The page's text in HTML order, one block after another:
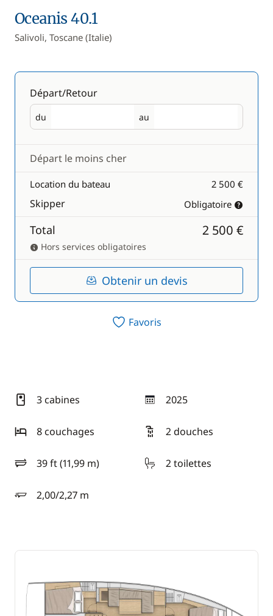
Oceanis 40.1
Salivoli, Toscane (Italie)
Départ/Retour
du
Départ au
Retour
Départ le moins cher
Location du bateau 2 500 €
Skipper Obligatoire
Total 2 500 €
Hors services obligatoires
Obtenir un devis
Favoris
3 cabines 2025
année
8 couchages
2 douches
39 ft (11,99 m)
longueur 2 toilettes
2,00/2,27 m
tirant d'eau